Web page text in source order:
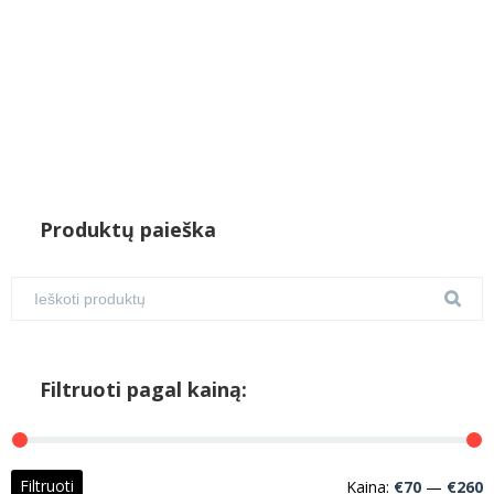
Produktų paieška
Filtruoti pagal kainą:
Filtruoti Kaina: €70 — €260